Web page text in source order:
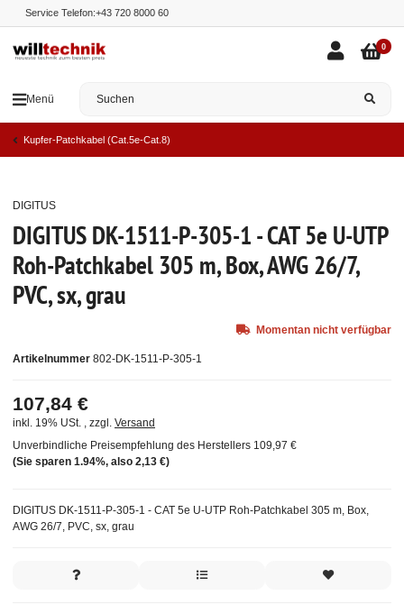
Service Telefon:+43 720 8000 60
Menü
0
Kupfer-Patchkabel (Cat.5e-Cat.8)
DIGITUS DK-1511-P-305-1 - CAT 5e U-UTP
Roh-Patchkabel 305 m, Box, AWG 26/7,
PVC, sx, grau
Artikelnummer 802-DK-1511-P-305-1
DIGITUS
DIGITUS DK-1511-P-305-1 - CAT 5e U-UTP Roh-Patchkabel 305 m, Box,
AWG 26/7, PVC, sx, grau
107,84 €
inkl. 19% USt. , zzgl. Versand
Unverbindliche Preisempfehlung des Herstellers 109,97 €
(Sie sparen 1.94%, also 2,13 €)
Momentan nicht verfügbar